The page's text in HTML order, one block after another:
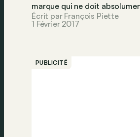
marque qui ne doit
Écrit par François Piette
1 Février 2017
PUBLICITÉ